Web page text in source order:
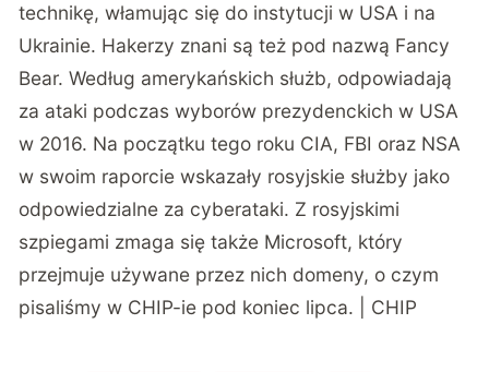
technikę, włamując się do instytucji w USA i na
Ukrainie. Hakerzy znani są też pod nazwą Fancy
Bear. Według amerykańskich służb, odpowiadają
za ataki podczas wyborów prezydenckich w USA
w 2016. Na początku tego roku CIA, FBI oraz NSA
w swoim raporcie wskazały rosyjskie służby jako
odpowiedzialne za cyberataki. Z rosyjskimi
szpiegami zmaga się także Microsoft, który
przejmuje używane przez nich domeny, o czym
pisaliśmy w CHIP-ie pod koniec lipca. | CHIP